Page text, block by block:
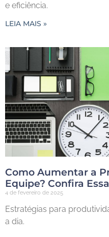
e eficiência.
LEIA MAIS »
Como Aumentar a
Equipe? Confira
4 de fevereiro de 2025
Estratégias para
a dia.